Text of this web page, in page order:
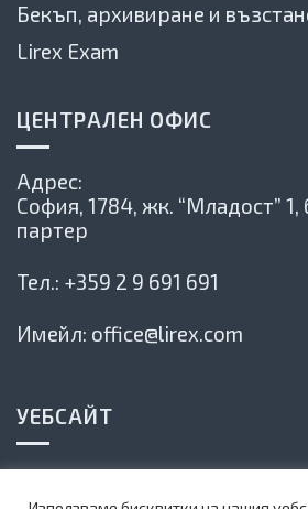
Бекъп, архивиране и
Lirex Exam
ЦЕНТРАЛЕН ОФИС
Адрес:
София, 1784, жк. “Младост” 1,
партер
Тел.: +359 2 9 691 691
Имейл: office@lirex.com
УЕБСАЙТ
Политика на сайта